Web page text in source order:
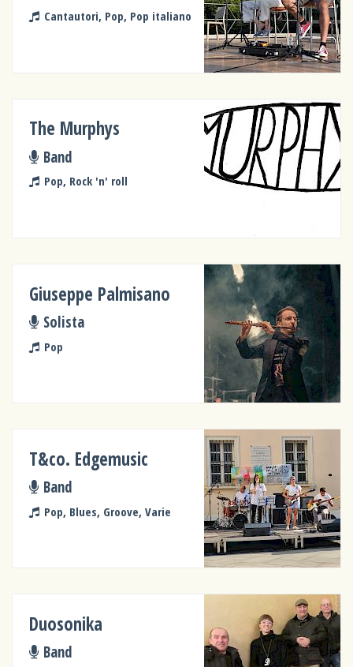
Cantautori, Pop, Pop italiano
The Murphys
Band
Pop, Rock 'n' roll
Giuseppe Palmisano
Solista
Pop
T&co. Edgemusic
Band
Pop, Blues, Groove, Varie
Duosonika
Band